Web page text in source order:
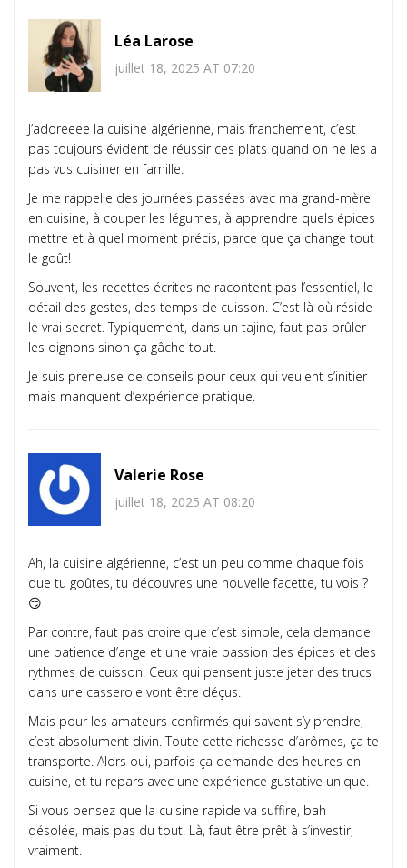
Léa Larose
juillet 18, 2025 AT 07:20
J’adoreeee la cuisine algérienne, mais franchement, c’est
pas toujours évident de réussir ces plats quand on ne les a
pas vus cuisiner en famille.
Je me rappelle des journées passées avec ma grand-mère
en cuisine, à couper les légumes, à apprendre quels épices
mettre et à quel moment précis, parce que ça change tout
le goût!
Souvent, les recettes écrites ne racontent pas l’essentiel, le
détail des gestes, des temps de cuisson. C’est là où réside
le vrai secret. Typiquement, dans un tajine, faut pas brûler
les oignons sinon ça gâche tout.
Je suis preneuse de conseils pour ceux qui veulent s’initier
mais manquent d’expérience pratique.
Valerie Rose
juillet 18, 2025 AT 08:20
Ah, la cuisine algérienne, c’est un peu comme chaque fois
que tu goûtes, tu découvres une nouvelle facette, tu vois ?
😏
Par contre, faut pas croire que c’est simple, cela demande
une patience d’ange et une vraie passion des épices et des
rythmes de cuisson. Ceux qui pensent juste jeter des trucs
dans une casserole vont être déçus.
Mais pour les amateurs confirmés qui savent s’y prendre,
c’est absolument divin. Toute cette richesse d’arômes, ça te
transporte. Alors oui, parfois ça demande des heures en
cuisine, et tu repars avec une expérience gustative unique.
Si vous pensez que la cuisine rapide va suffire, bah
désolée, mais pas du tout. Là, faut être prêt à s’investir,
vraiment.